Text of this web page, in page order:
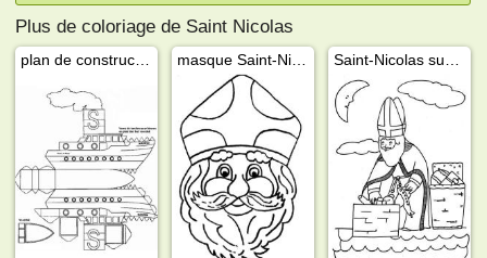
Plus de coloriage de Saint Nicolas